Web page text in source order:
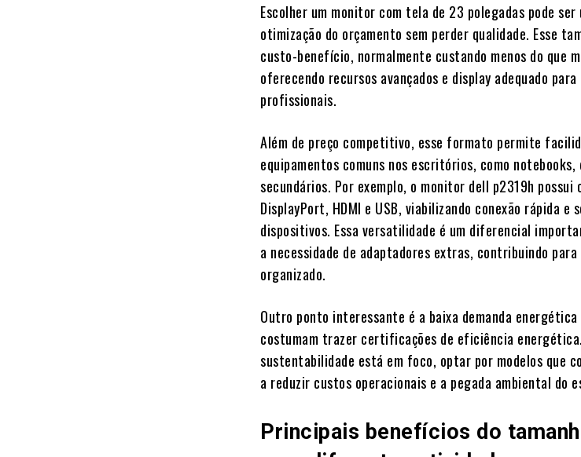
Escolher um monitor com tela de 23 polegadas pode ser
otimização do orçamento sem perder qualidade. Esse
custo-benefício, normalmente custando menos do que
oferecendo recursos avançados e display adequado
profissionais.
Além de preço competitivo, esse formato permite
equipamentos comuns nos escritórios, como
secundários. Por exemplo, o monitor dell p2319h possui
DisplayPort, HDMI e USB, viabilizando conexão rápida e
dispositivos. Essa versatilidade é um diferencial
a necessidade de adaptadores extras, contribuindo
organizado.
Outro ponto interessante é a baixa demanda energética
costumam trazer certificações de eficiência energética.
sustentabilidade está em foco, optar por modelos que
a reduzir custos operacionais e a pegada ambiental do
Principais benefícios do